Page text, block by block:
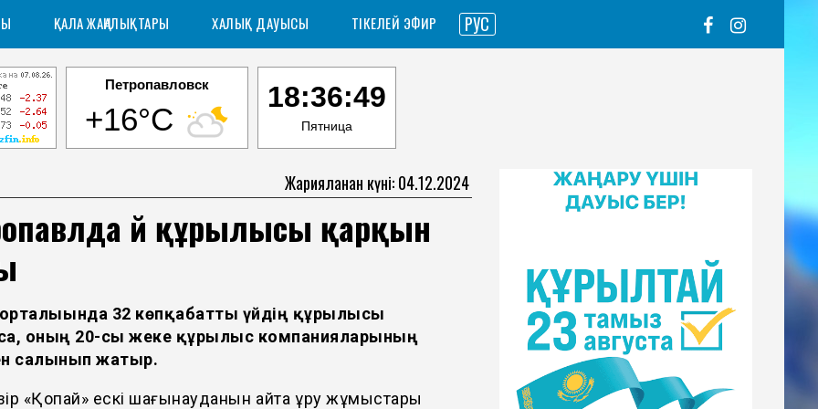
ҚАЛА ЖАҢАЛЫҚТАРЫ ХАЛЫҚ ДАУЫСЫ ТІКЕЛЕЙ ЭФИР РУС
Петропавловск
+16°C
18:36:49
Пятница
Жарияланған күні: 04.12.2024
үй құрылысы қарқын
32 көпқабатты үйдің құрылысы
оның 20-сы жеке құрылыс компанияларының
салынып жатыр.
«Қопай» ескі шағынауданын қайта құру жұмыстары